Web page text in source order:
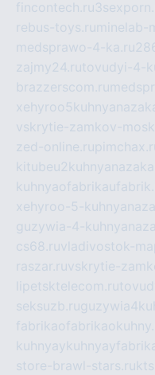
fincontech.ru
rebus-toys.ru minelab-
medsprawo-4-ka.ru
zajmy24.rutovudyi-4-
brazzerscom.ru
vskrytie-zamkov-
zed-online.ru
xehyroo-5-
guzywia-4-
cs68.ruvladivostok-
raszar.ruvskrytie-
lipetsktelecom.ru
seksuzb.ru
store-brawl-stars.ru